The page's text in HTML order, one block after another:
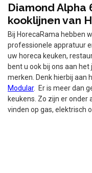
Diamond Alpha
kooklijnen van
Bij HorecaRama hebben
professionele appratuur
uw horeca keuken,
bent u ook bij ons aan
merken. Denk hierbij aan
Modular. Er is meer dan
keukens. Zo zijn er
vinden op gas, elektrisch